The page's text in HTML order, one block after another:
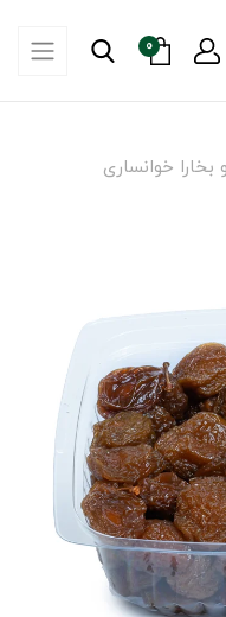
0
بخارا خوانساری